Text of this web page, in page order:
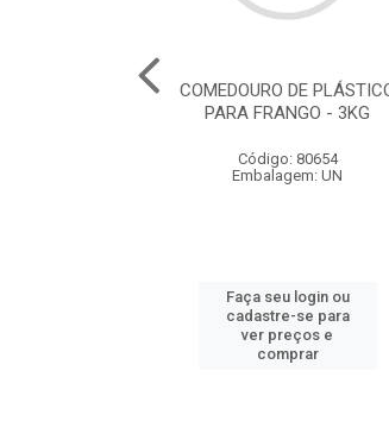
COMEDOURO DE
PARA FRANGO - 3KG
Código: 80654
Embalagem: UN
Faça seu login ou
cadastre-se para
ver preços e
comprar